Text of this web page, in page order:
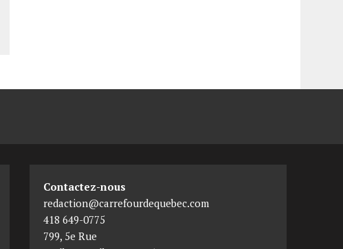
Contactez-nous
redaction@carrefourdequebec.com
418 649-0775
799, 5e Rue